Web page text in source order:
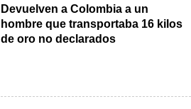
Devuelven a Colombia a un
hombre que transportaba 16 kilos
de oro no declarados